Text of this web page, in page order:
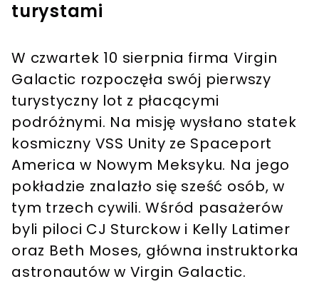
turystami
W czwartek 10 sierpnia firma Virgin
Galactic rozpoczęła swój pierwszy
turystyczny lot z płacącymi
podróżnymi. Na misję wysłano statek
kosmiczny VSS Unity ze Spaceport
America w Nowym Meksyku. Na jego
pokładzie znalazło się sześć osób, w
tym trzech cywili. Wśród pasażerów
byli piloci CJ Sturckow i Kelly Latimer
oraz Beth Moses, główna instruktorka
astronautów w Virgin Galactic.